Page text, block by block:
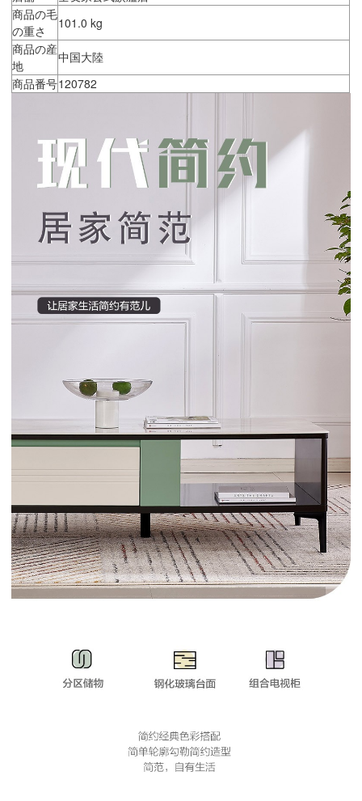
商品の毛
の重さ
101.0 kg
商品の産
地
中国大陸
商品番号120782